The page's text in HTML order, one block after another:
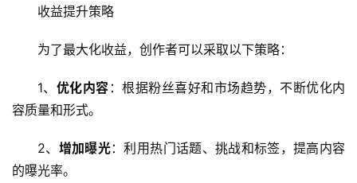
务
站
收益提升策略
为了最大化收益，创作者可以采取以下策略：
1、 优化内容 ：根据粉丝喜好和市场趋势，不断优化内
容质量和形式。
2、 增加曝光：利用热门话题、挑战和标签，提高内容
的曝光率。